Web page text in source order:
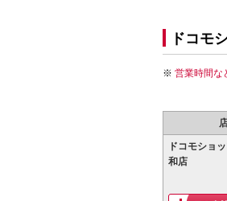
ドコモ
営業時間な
ドコモショ
和店